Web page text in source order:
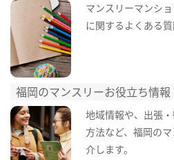
マンスリーマンシ
に関するよくある
福岡のマンスリーお役立ち情報
地域情報や、出張
方法など、福岡の
介します。